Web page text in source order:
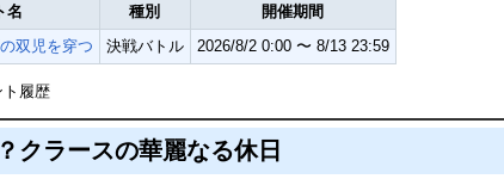
名 種別
開催期間
双児を穿つ
決戦バトル 2026/8/2 0:00 〜 8/13 23:59
履歴
クラースの華麗なる休日